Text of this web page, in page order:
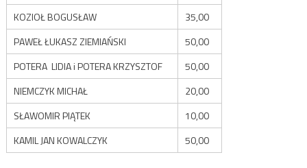
KOZIOŁ BOGUSŁAW
35,00
PAWEŁ ŁUKASZ ZIEMIAŃSKI
50,00
POTERA LIDIA i POTERA KRZYSZTOF
50,00
NIEMCZYK MICHAŁ
20,00
SŁAWOMIR PIĄTEK
10,00
KAMIL JAN KOWALCZYK
50,00